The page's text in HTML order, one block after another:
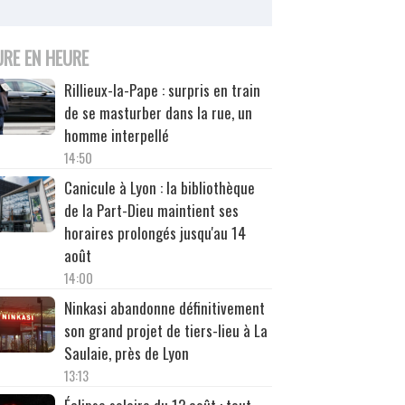
EN HEURE
Rillieux-la-Pape : surpris en train
de se masturber dans la rue, un
homme interpellé
14:50
Canicule à Lyon : la bibliothèque
de la Part-Dieu maintient ses
horaires prolongés jusqu'au 14
août
14:00
Ninkasi abandonne définitivement
son grand projet de tiers-lieu à La
Saulaie, près de Lyon
13:13